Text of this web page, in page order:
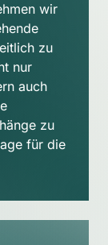
wir
zu
nur
auch
zu
für die